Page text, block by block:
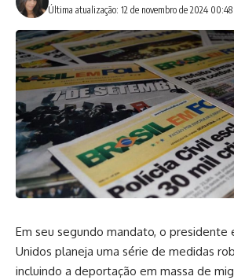
Última atualização: 12 de novembro de 2024 00:48
Em seu segundo mandato, o presidente
Unidos planeja uma série de medidas
incluindo a deportação em massa de